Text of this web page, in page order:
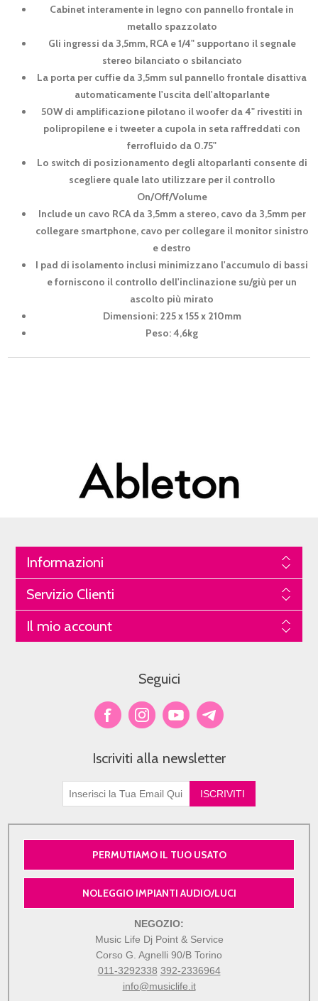
Cabinet interamente in legno con pannello frontale in
metallo spazzolato
Gli ingressi da 3,5mm, RCA e 1/4" supportano il segnale
stereo bilanciato o sbilanciato
La porta per cuffie da 3,5mm sul pannello frontale disattiva
automaticamente l'uscita dell'altoparlante
50W di amplificazione pilotano il woofer da 4" rivestiti in
polipropilene e i tweeter a cupola in seta raffreddati con
ferrofluido da 0.75"
Lo switch di posizionamento degli altoparlanti consente di
scegliere quale lato utilizzare per il controllo
On/Off/Volume
Include un cavo RCA da 3,5mm a stereo, cavo da 3,5mm per
collegare smartphone, cavo per collegare il monitor sinistro
e destro
I pad di isolamento inclusi minimizzano l'accumulo di bassi
e forniscono il controllo dell'inclinazione su/giù per un
ascolto più mirato
Dimensioni: 225 x 155 x 210mm
Peso: 4,6kg
Informazioni
Servizio Clienti
Il mio account
Seguici
Iscriviti alla newsletter
PERMUTIAMO IL TUO USATO
NOLEGGIO IMPIANTI AUDIO/LUCI
NEGOZIO:
Music Life Dj Point & Service
Corso G. Agnelli 90/B Torino
011-3292338 392-2336964
info@musiclife.it